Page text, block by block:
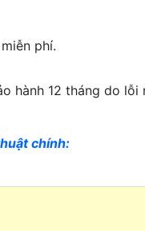
phí.
hành 12 tháng do lỗi
chính: